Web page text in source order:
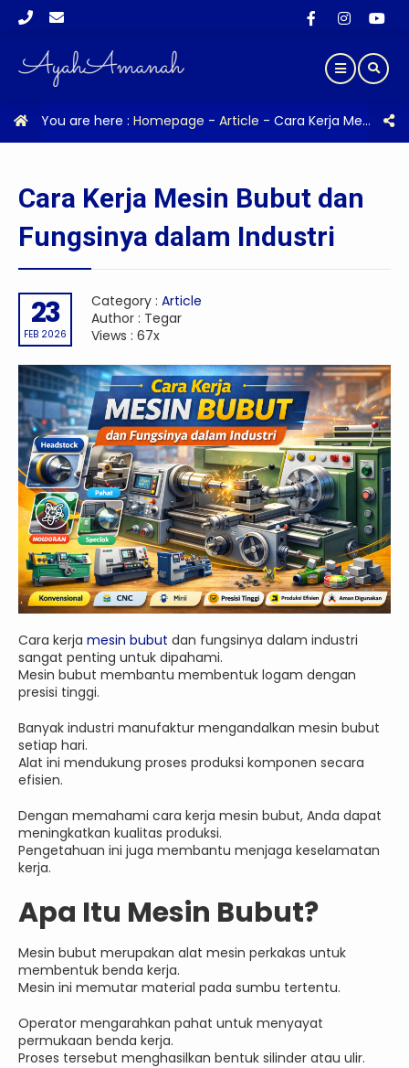
You are here : Homepage - Article - Cara Kerja Mesin Bubut dan Fungsinya dalam Industri
Cara Kerja Mesin Bubut dan
Fungsinya dalam Industri
23
FEB 2026
Category : Article
Author : Tegar
Views : 67x
Cara kerja mesin bubut dan fungsinya dalam industri
sangat penting untuk dipahami.
Mesin bubut membantu membentuk logam dengan
presisi tinggi.
Banyak industri manufaktur mengandalkan mesin bubut
setiap hari.
Alat ini mendukung proses produksi komponen secara
efisien.
Dengan memahami cara kerja mesin bubut, Anda dapat
meningkatkan kualitas produksi.
Pengetahuan ini juga membantu menjaga keselamatan
kerja.
Apa Itu Mesin Bubut?
Mesin bubut merupakan alat mesin perkakas untuk
membentuk benda kerja.
Mesin ini memutar material pada sumbu tertentu.
Operator mengarahkan pahat untuk menyayat
permukaan benda kerja.
Proses tersebut menghasilkan bentuk silinder atau ulir.